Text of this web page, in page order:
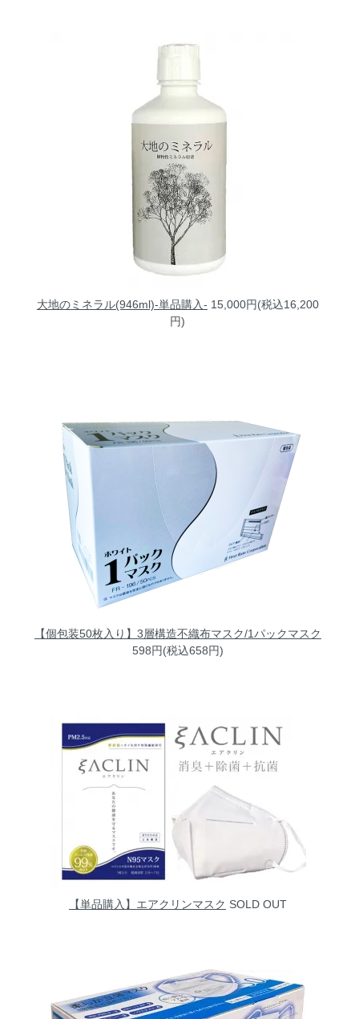
大地のミネラル(946ml)-単品購入- 15,000円(税込16,200
円)
【個包装50枚入り】3層構造不織布マスク/1パックマスク
598円(税込658円)
【単品購入】エアクリンマスク SOLD OUT